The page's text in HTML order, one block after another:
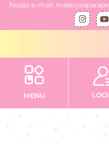
Nosso e-mail:
MENU